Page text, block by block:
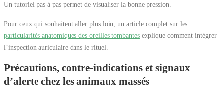
Un tutoriel pas à pas permet de visualiser la bonne pression.
Pour ceux qui souhaitent aller plus loin, un article complet sur les
particularités anatomiques des oreilles tombantes explique comment intégrer
l’inspection auriculaire dans le rituel.
Précautions, contre-indications et signaux
d’alerte chez les animaux massés